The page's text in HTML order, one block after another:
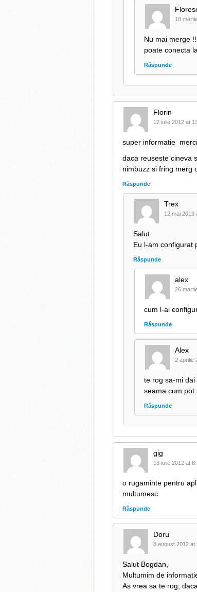
18
Nu mai merge
poate conecta
Răspunde
Florin
12 iulie 2012 at
super informatie merci
daca reuseste cineva
nimbuzz si fring merg
Răspunde
Trex
12 mai 2013
Salut.
Eu l-am configurat
Răspunde
alex
26
cum l-ai
Răspunde
Alex
2 aprilie
te rog sa-mi
seama cum pot
Răspunde
gig
13 iulie 2012 at
o rugaminte pentru
multumesc
Răspunde
Doru
8 august 2012 at
Salut Bogdan,
Multumim de
As vrea sa te rog,